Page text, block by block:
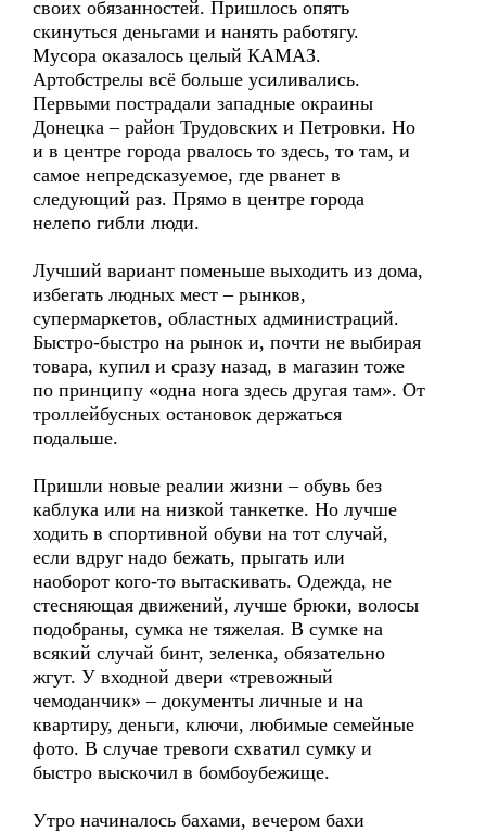
своих обязанностей. Пришлось опять
скинуться деньгами и нанять работягу.
Мусора оказалось целый КАМАЗ.
Артобстрелы всё больше усиливались.
Первыми пострадали западные окраины
Донецка – район Трудовских и Петровки. Но
и в центре города рвалось то здесь, то там, и
самое непредсказуемое, где рванет в
следующий раз. Прямо в центре города
нелепо гибли люди.
Лучший вариант поменьше выходить из дома,
избегать людных мест – рынков,
супермаркетов, областных администраций.
Быстро-быстро на рынок и, почти не выбирая
товара, купил и сразу назад, в магазин тоже
по принципу «одна нога здесь другая там». От
троллейбусных остановок держаться
подальше.
Пришли новые реалии жизни – обувь без
каблука или на низкой танкетке. Но лучше
ходить в спортивной обуви на тот случай,
если вдруг надо бежать, прыгать или
наоборот кого-то вытаскивать. Одежда, не
стесняющая движений, лучше брюки, волосы
подобраны, сумка не тяжелая. В сумке на
всякий случай бинт, зеленка, обязательно
жгут. У входной двери «тревожный
чемоданчик» – документы личные и на
квартиру, деньги, ключи, любимые семейные
фото. В случае тревоги схватил сумку и
быстро выскочил в бомбоубежище.
Утро начиналось бахами, вечером бахи